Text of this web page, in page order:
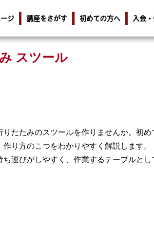
ージ 講座をさがす 初めての方へ 入会
み スツール
りたたみのスツールを作りませんか。初
り方のこつをわかりやすく解説します。
ち運びがしやすく、作業するテーブルと